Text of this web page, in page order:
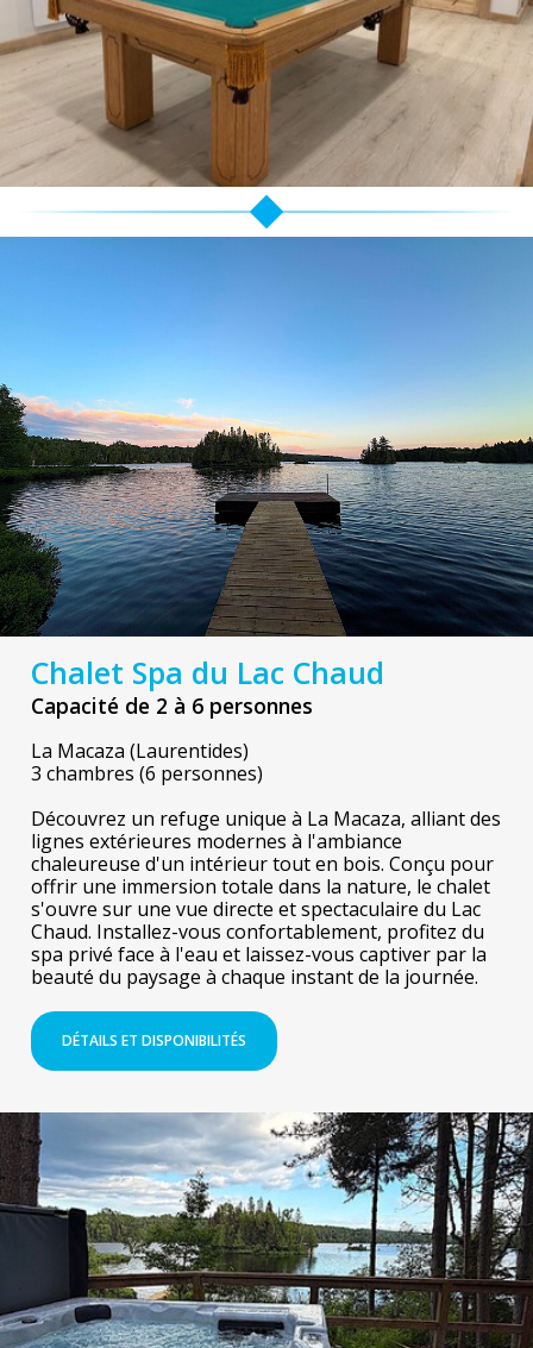
Chalet Spa du Lac Chaud
Capacité de 2 à 6 personnes
La Macaza (Laurentides)
3 chambres (6 personnes)
Découvrez un refuge unique à La Macaza, alliant des
lignes extérieures modernes à l'ambiance
chaleureuse d'un intérieur tout en bois. Conçu pour
offrir une immersion totale dans la nature, le chalet
s'ouvre sur une vue directe et spectaculaire du Lac
Chaud. Installez-vous confortablement, profitez du
spa privé face à l'eau et laissez-vous captiver par la
beauté du paysage à chaque instant de la journée.
DÉTAILS ET DISPONIBILITÉS